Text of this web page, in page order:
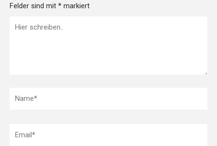
Felder sind mit * markiert